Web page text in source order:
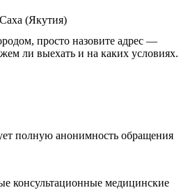
(Якутия)
просто назовите адрес —
ли выехать и на каких условиях.
полную анонимность обращения
консультационные медицинские